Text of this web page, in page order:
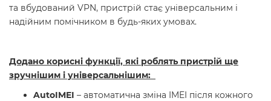
та вбудований VPN, пристрій стає універсальним і
надійним помічником в будь-яких умовах.
Додано корисні функції, які роблять пристрій ще
зручнішим і універсальнішим:
AutoIMEI – автоматична зміна IMEI після кожного